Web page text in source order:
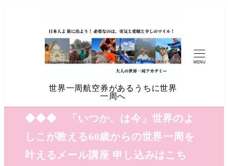
世界一周航空券があるうちに世界
一周へ
MENU
◆◆◆ 「いつか、は今」世界のよ
しこが教える60歳からの世界一周を
叶えるメール講座 申し込みはこち